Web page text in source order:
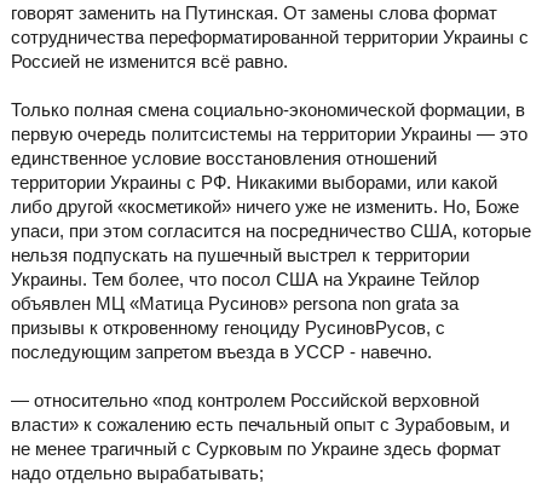
говорят заменить на Путинская. От замены слова формат
сотрудничества переформатированной территории Украины с
Россией не изменится всё равно.
Только полная смена социально-экономической формации, в
первую очередь политсистемы на территории Украины — это
единственное условие восстановления отношений
территории Украины с РФ. Никакими выборами, или какой
либо другой «косметикой» ничего уже не изменить. Но, Боже
упаси, при этом согласится на посредничество США, которые
нельзя подпускать на пушечный выстрел к территории
Украины. Тем более, что посол США на Украине Тейлор
объявлен МЦ «Матица Русинов» persona non grata за
призывы к откровенному геноциду РусиновРусов, с
последующим запретом въезда в УССР - навечно.
— относительно «под контролем Российской верховной
власти» к сожалению есть печальный опыт с Зурабовым, и
не менее трагичный с Сурковым по Украине здесь формат
надо отдельно вырабатывать;